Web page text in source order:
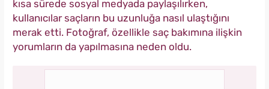
kısa sürede sosyal medyada paylaşılırken,
kullanıcılar saçların bu uzunluğa nasıl ulaştığını
merak etti. Fotoğraf, özellikle saç bakımına ilişkin
yorumların da yapılmasına neden oldu.